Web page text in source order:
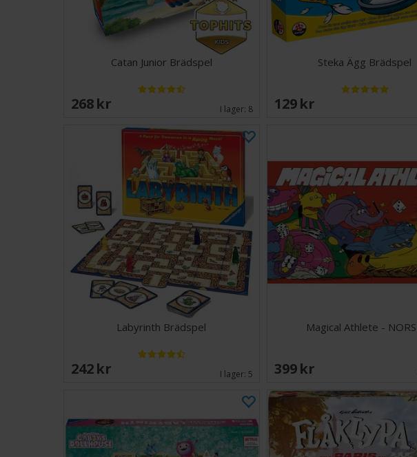
Catan Junior Brädspel
268 SEK I lager: 8
Steka Ägg Brädspel
129 SEK
Labyrinth Brädspel
242 SEK I lager: 5
Magical Athlete -
399 SEK